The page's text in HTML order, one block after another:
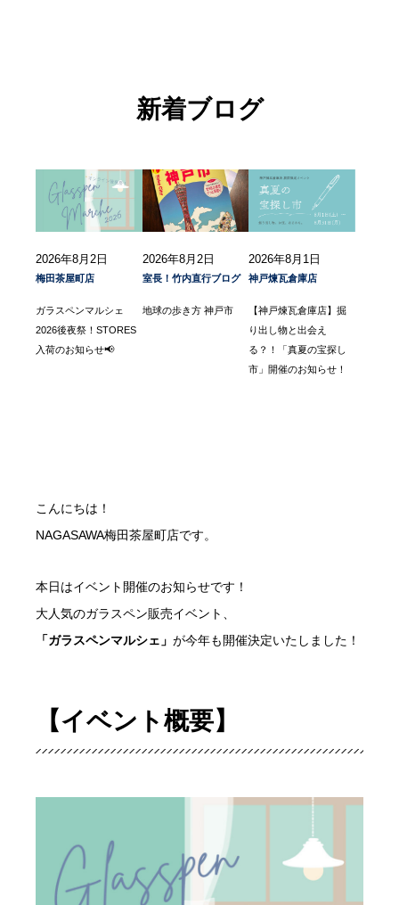
新着ブログ
2026年8月2日
梅田茶屋町店
ガラスペンマルシェ
2026後夜祭！STORES
入荷のお知らせ📢
2026年8月2日
室長！竹内直行ブログ
地球の歩き方 神戸市
2026年8月1日
神戸煉瓦倉庫店
【神戸煉瓦倉庫店】掘
り出し物と出会え
る？！「真夏の宝探し
市」開催のお知らせ！
こんにちは！
NAGASAWA梅田茶屋町店です。
本日はイベント開催のお知らせです！
大人気のガラスペン販売イベント、
「ガラスペンマルシェ」 が今年も開催決定いたしました！
【イベント概要】